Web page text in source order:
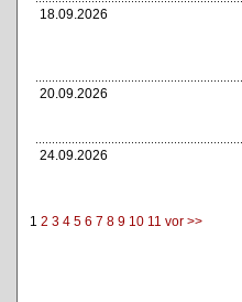
18.09.2026
20.09.2026
24.09.2026
123456789 10 11vor >>